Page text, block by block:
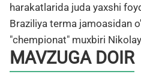
harakatlarida juda yaxshi
Braziliya terma jamoasidan
"chempionat" muxbiri
MAVZUGA DOIR